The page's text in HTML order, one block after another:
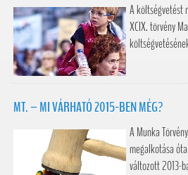
A költségvetést
XCIX. törvény
MT. – MI VÁRHATÓ 2015-BEN MÉG?
A Munka
megalkotása
változott 2013-